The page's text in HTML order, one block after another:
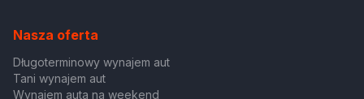
Nasza oferta
Długoterminowy wynajem aut
Tani wynajem aut
Wynajem auta na weekend